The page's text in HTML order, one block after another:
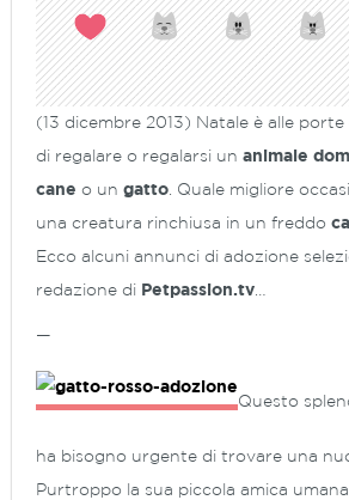
(13 dicembre 2013) Natale è alle
di regalare o regalarsi un animale
cane o un gatto . Quale migliore
una creatura rinchiusa in un freddo
Ecco alcuni annunci di adozione
redazione di Petpassion.tv
—
Questo
ha bisogno urgente di trovare una
Purtroppo la sua piccola amica